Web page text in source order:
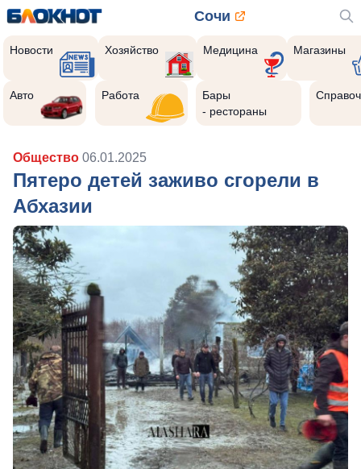
Сочи
Новости Хозяйство Медицина Магазины
Авто Работа
Бары
- рестораны
Общество 06.01.2025
Пятеро детей заживо сгорели в
Абхазии